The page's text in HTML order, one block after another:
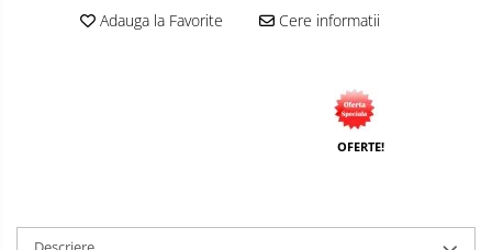
Adauga la Favorite Cere informatii
OFERTE!